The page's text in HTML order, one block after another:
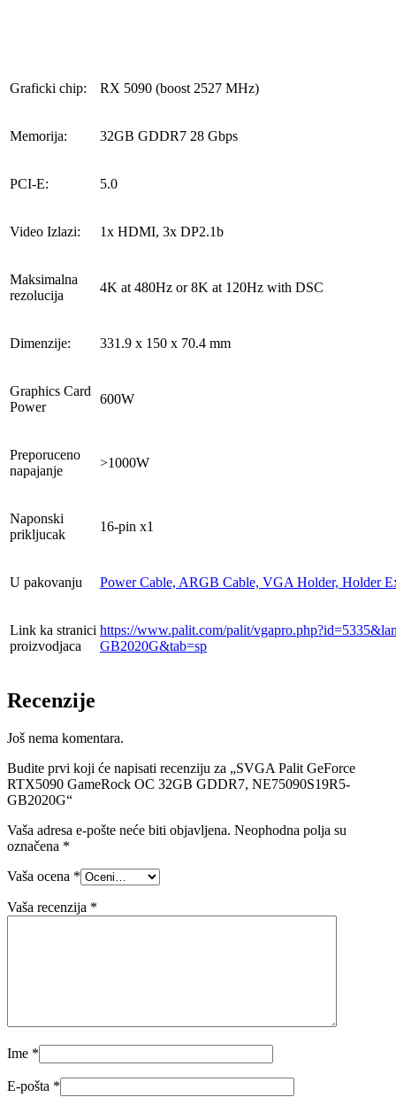
Graficki chip: RX 5090 (boost 2527 MHz)
Memorija: 32GB GDDR7 28 Gbps
PCI-E: 5.0
Video Izlazi: 1x HDMI, 3x DP2.1b
Maksimalna
rezolucija
4K at 480Hz or 8K at 120Hz with DSC
Dimenzije: 331.9 x 150 x 70.4 mm
Graphics Card
Power
600W
Preporuceno
napajanje
>1000W
Naponski
prikljucak
16-pin x1
U pakovanju Power Cable, ARGB Cable, VGA Holder, Holder
Link ka stranici
proizvodjaca
https://www.palit.com/palit/
GB2020G&tab=sp
Recenzije
Još nema komentara.
Budite prvi koji će napisati recenziju za „SVGA Palit GeForce
RTX5090 GameRock OC 32GB GDDR7, NE75090S19R5-
GB2020G“
Vaša adresa e-pošte neće biti objavljena. Neophodna polja su
označena *
Vaša ocena *
Vaša recenzija *
Ime *
E-pošta *